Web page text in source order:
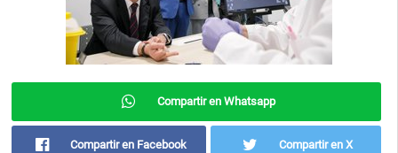
Compartir en Whatsapp
Compartir en Facebook Compartir en X